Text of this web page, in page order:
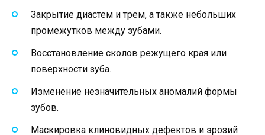
Закрытие диастем и трем, а также небольших
промежутков между зубами.
Восстановление сколов режущего края или
поверхности зуба.
Изменение незначительных аномалий формы
зубов.
Маскировка клиновидных дефектов и эрозий